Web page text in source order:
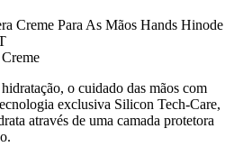
o cuidado das mãos com
exclusiva Silicon Tech-Care,
através de uma camada protetora